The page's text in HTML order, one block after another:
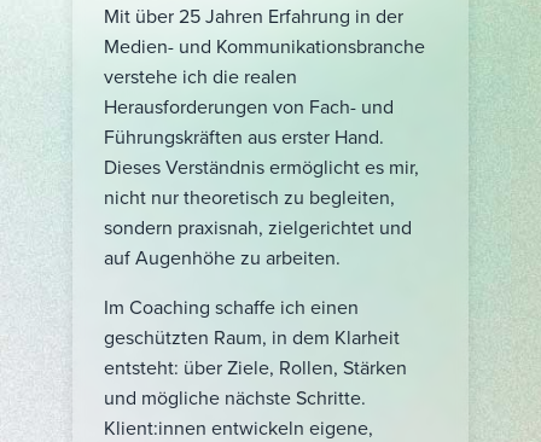
Mit über 25 Jahren Erfahrung in der
Medien- und Kommunikationsbranche
verstehe ich die realen
Herausforderungen von Fach- und
Führungskräften aus erster Hand.
Dieses Verständnis ermöglicht es mir,
nicht nur theoretisch zu begleiten,
sondern praxisnah, zielgerichtet und
auf Augenhöhe zu arbeiten.
Im Coaching schaffe ich einen
geschützten Raum, in dem Klarheit
entsteht: über Ziele, Rollen, Stärken
und mögliche nächste Schritte.
Klient:innen entwickeln eigene,